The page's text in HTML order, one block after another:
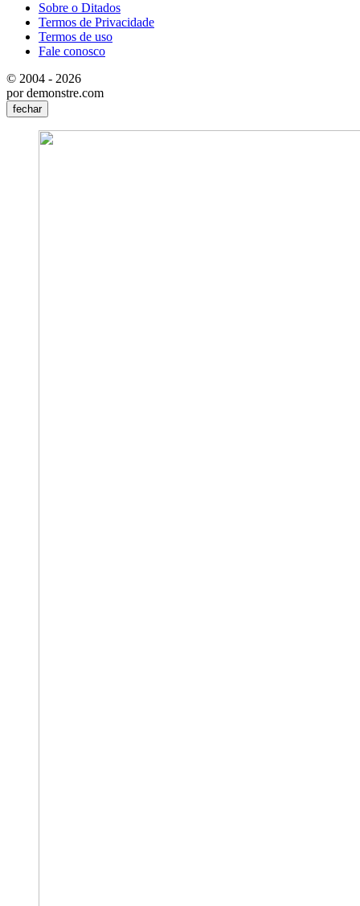
Sobre o Ditados
Termos de Privacidade
Termos de uso
Fale conosco
© 2004 - 2026
por demonstre.com
fechar